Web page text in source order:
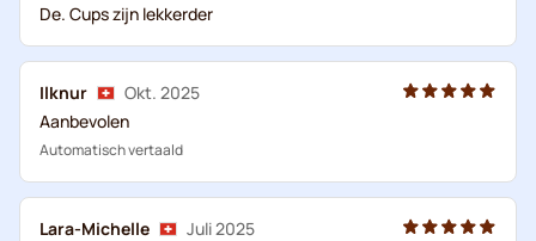
De. Cups zijn lekkerder
Ilknur
Okt. 2025
Aanbevolen
Automatisch vertaald
Lara-Michelle
Juli 2025